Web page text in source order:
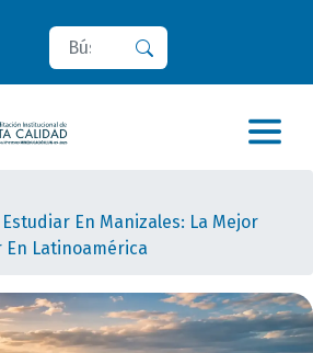
Buscar
Estudiar En Manizales: La Mejor
En Latinoamérica